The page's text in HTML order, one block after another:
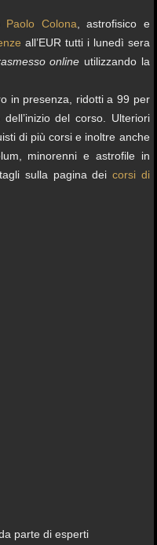
Paolo Colona, astrofisico e
all’EUR tutti i lunedì sera
online utilizzando la
in presenza, ridotti a 99 per
del corso. Ulteriori
di più corsi e inoltre anche
minorenni e astrofile in
sulla pagina dei corsi di
parte di esperti